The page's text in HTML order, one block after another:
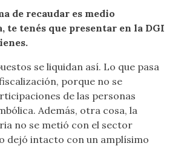
de recaudar es medio
te tenés que presentar en la DGI
se liquidan así. Lo que pasa
porque no se
de las personas
Además, otra cosa, la
no se metió con el sector
dejó intacto con un amplísimo